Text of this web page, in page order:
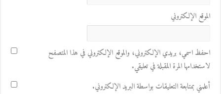
الموقع الإلكتروني
احفظ اسمي، بريدي الإلكتروني، والموقع الإلكتروني في هذا المتصفح
لاستخدامها المرة المقبلة في تعليقي.
أعلمني بمتابعة التعليقات بواسطة البريد الإلكتروني.